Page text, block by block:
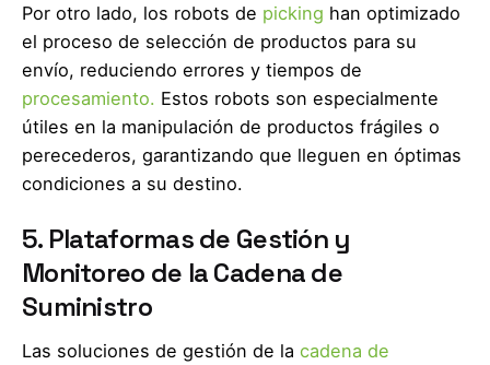
Por otro lado, los robots de picking han optimizado
el proceso de selección de productos para su
envío, reduciendo errores y tiempos de
procesamiento. Estos robots son especialmente
útiles en la manipulación de productos frágiles o
perecederos, garantizando que lleguen en óptimas
condiciones a su destino.
5. Plataformas de Gestión y
Monitoreo de la Cadena de
Suministro
Las soluciones de gestión de la cadena de